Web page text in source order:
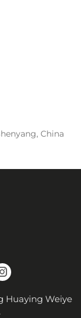
China
Huaying Weiye